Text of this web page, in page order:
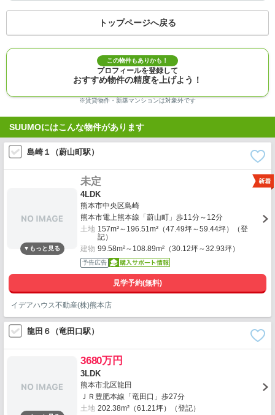
トップページへ戻る
この物件もありかも！
プロフィールを登録して
おすすめ物件の精度を上げよう！
※賃貸物件・新築マンションは対象外です
SUUMOにはこんな物件があります
島崎１（蔚山町駅）
未定
4LDK
熊本市中央区島崎
熊本市電上熊本線「蔚山町」歩11分～12分
土地 157m²～196.51m²（47.49坪～59.44坪）（登
記）
建物 99.58m²～108.89m²（30.12坪～32.93坪）
見学予約(無料)
イデアハウス不動産(株)熊本店
龍田６（竜田口駅）
3680万円
3LDK
熊本市北区龍田
ＪＲ豊肥本線「竜田口」歩27分
土地 202.38m²（61.21坪）（登記）